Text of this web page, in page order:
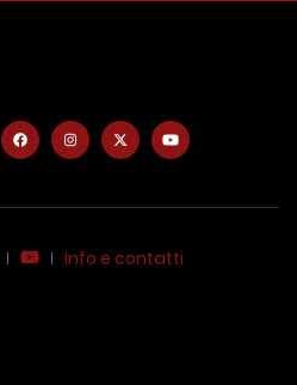
Info e contatti